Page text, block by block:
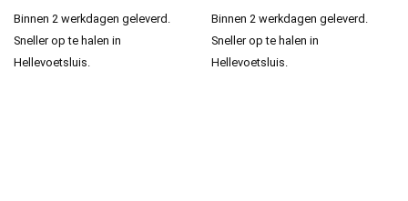
Binnen 2 werkdagen geleverd.
Sneller op te halen in
Hellevoetsluis.
Binnen 2 werkdagen geleverd.
Sneller op te halen in
Hellevoetsluis.